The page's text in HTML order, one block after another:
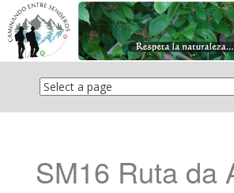
Saltar
contenido
SM16 Ruta da